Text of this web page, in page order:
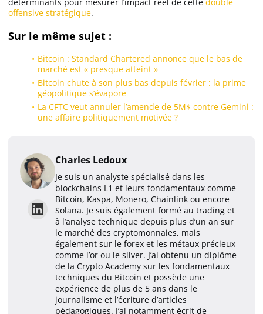
offensive stratégique.
Sur le même sujet :
Bitcoin : Standard Chartered annonce que le bas de
marché est « presque atteint »
Bitcoin chute à son plus bas depuis février : la prime
géopolitique s’évapore
La CFTC veut annuler l’amende de 5M$ contre Gemini :
une affaire politiquement motivée ?
Charles Ledoux
Je suis un analyste spécialisé dans les
blockchains L1 et leurs fondamentaux comme
Bitcoin, Kaspa, Monero, Chainlink ou encore
Solana. Je suis également formé au trading et
à l’analyse technique depuis plus d’un an sur
le marché des cryptomonnaies, mais
également sur le forex et les métaux précieux
comme l’or ou le silver. J’ai obtenu un diplôme
de la Crypto Academy sur les fondamentaux
techniques du Bitcoin et possède une
expérience de plus de 5 ans dans le
journalisme et l’écriture d’articles
pédagogiques. J’ai notamment écrit de